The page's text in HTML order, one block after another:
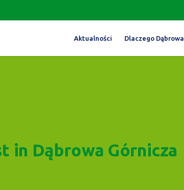
Aktualności Dlaczego Dąbrowa
in Dąbrowa Górnicza